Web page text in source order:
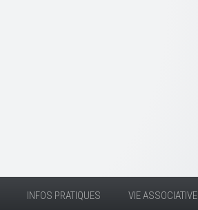
INFOS PRATIQUES VIE ASSOCIATIVE